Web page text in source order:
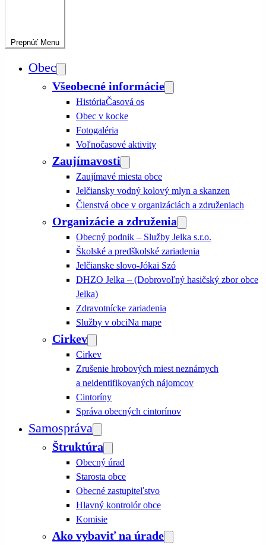
Prepnúť Menu
Obec
Všeobecné informácie
HistóriaČasová os
Obec v kocke
Fotogaléria
Voľnočasové aktivity
Zaujímavosti
Zaujímavé miesta obce
Jelčiansky vodný kolový mlyn a skanzen
Členstvá obce v organizáciách a združeniach
Organizácie a združenia
Obecný podnik – Služby Jelka s.r.o.
Školské a predškolské zariadenia
Jelčianske slovo-Jókai Szó
DHZO Jelka – (Dobrovoľný hasičský zbor obce
Jelka)
Zdravotnícke zariadenia
Služby v obciNa mape
Cirkev
Cirkev
Zrušenie hrobových miest neznámych
a neidentifikovaných nájomcov
Cintoríny
Správa obecných cintorínov
Samospráva
Štruktúra
Obecný úrad
Starosta obce
Obecné zastupiteľstvo
Hlavný kontrolór obce
Komisie
Ako vybaviť na úrade